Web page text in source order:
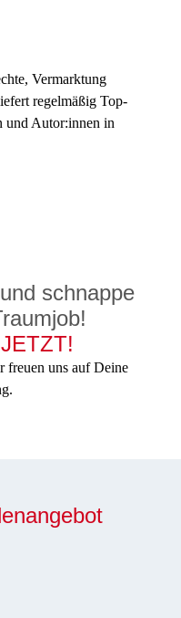
Vermarktung
regelmäßig Top-
und Autor:innen in
schnappe
freuen uns auf Deine